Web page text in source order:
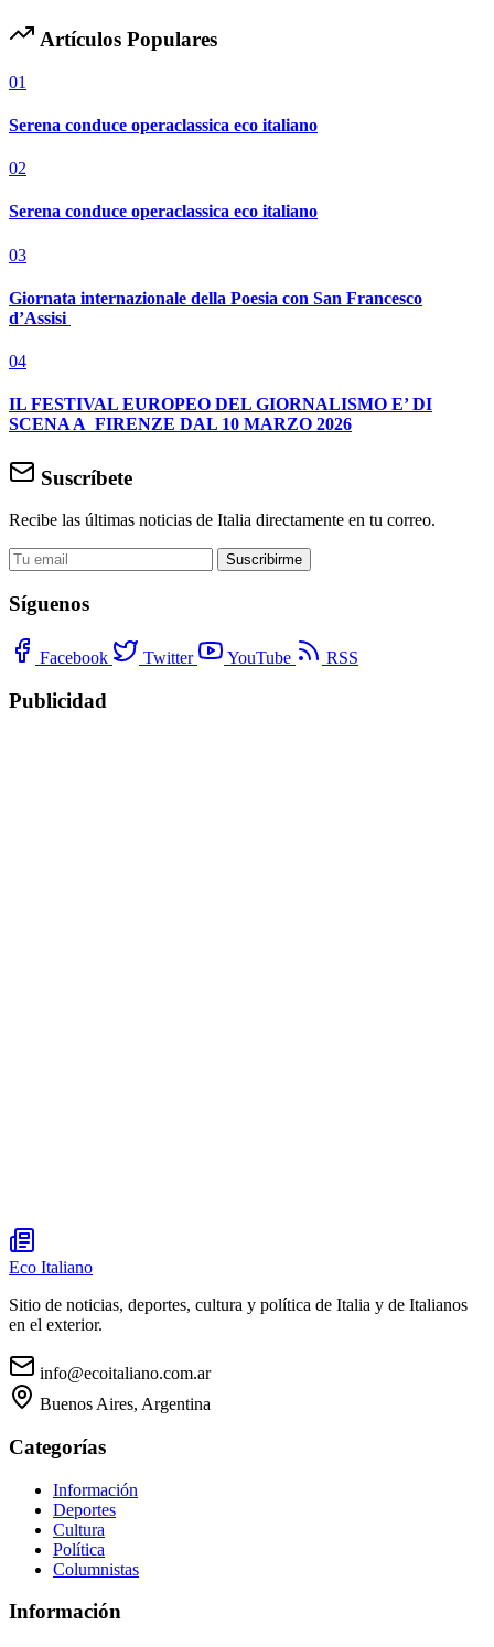
Artículos Populares
01
Serena conduce operaclassica eco italiano
02
Serena conduce operaclassica eco italiano
03
Giornata internazionale della Poesia con San Francesco
d’Assisi
04
IL FESTIVAL EUROPEO DEL GIORNALISMO E’ DI
SCENA A FIRENZE DAL 10 MARZO 2026
Suscríbete
Recibe las últimas noticias de Italia directamente en tu correo.
Suscribirme
Síguenos
Facebook Twitter YouTube RSS
Publicidad
Eco Italiano
Sitio de noticias, deportes, cultura y política de Italia y de Italianos
en el exterior.
info@ecoitaliano.com.ar
Buenos Aires, Argentina
Categorías
Información
Deportes
Cultura
Política
Columnistas
Información